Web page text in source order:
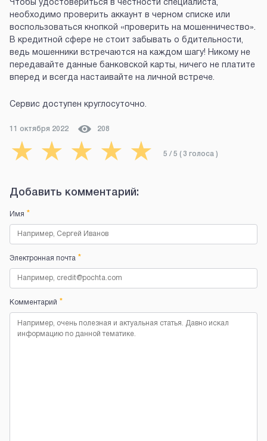
Чтобы удостовериться в честности специалиста,
необходимо проверить аккаунт в черном списке или
воспользоваться кнопкой «проверить на мошенничество».
В кредитной сфере не стоит забывать о бдительности,
ведь мошенники встречаются на каждом шагу! Никому не
передавайте данные банковской карты, ничего не платите
вперед и всегда настаивайте на личной встрече.
Сервис доступен круглосуточно.
11 октября 2022 208
★ ★ ★ ★ ★ 5 / 5 ( 3 голоса )
Добавить комментарий:
Имя *
Электронная почта *
Комментарий *